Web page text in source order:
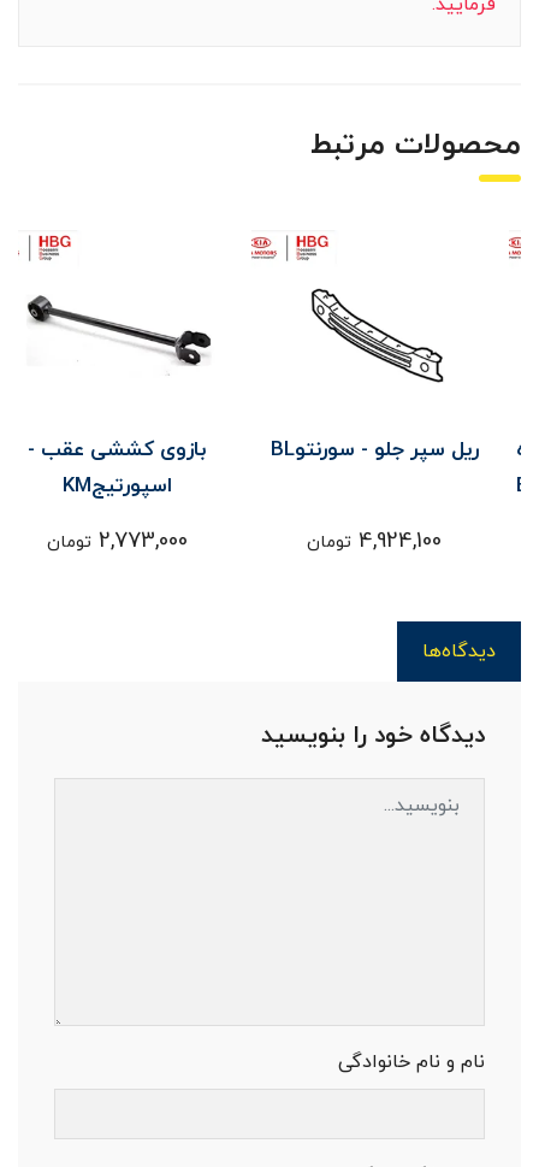
محصولات مرتبط
ریل سپر جلو - سورنتوBL
4,924,100 تومان
بازوی کششی عقب -
اسپورتیجKM
2,773,000 تومان
دیدگاه‌ها
دیدگاه خود را بنویسید
نام و نام خانوادگی